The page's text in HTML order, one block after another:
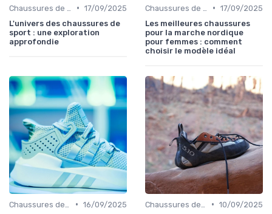
• 17/09/2025
L'univers des chaussures de
sport : une exploration
approfondie
• 17/09/2025
Les meilleures chaussures
pour la marche nordique
pour femmes : comment
choisir le modèle idéal
• 16/09/2025
• 10/09/2025